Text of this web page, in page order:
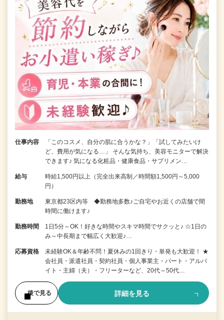
仕事内容
「このコスメ、自分の肌に合うかな？」「試してみたいけ
ど、費用が気になる…」 そんな気持ち、美容モニターで解決
できます♪ 気になる化粧品・健康食品・サプリメン…
給与
時給1,500円以上（完全出来高制／時間額1,500円～5,000
円）
勤務地
東京都23区内等 ◆勤務地多数♪ご自宅やお近くの店舗で間
時間に働けます♪
勤務時間
1日5分～OK！好きな時間やスキマ時間でサクッと♪ ☆1日の
み～中長期まで幅広く大歓迎♪…
応募資格
未経験OK＆年齢不問！夏休みの1回きり・単発も大歓迎！ ★
会社員・派遣社員・契約社員・個人事業主・パート・アルバ
イト・主婦（夫）・フリーターなど、20代～50代…
後で見る 詳細を見る